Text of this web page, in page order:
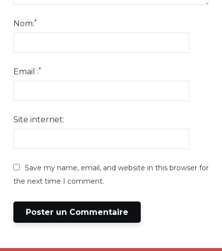
Nom:*
Email :*
Site internet:
Save my name, email, and website in this browser for
the next time I comment.